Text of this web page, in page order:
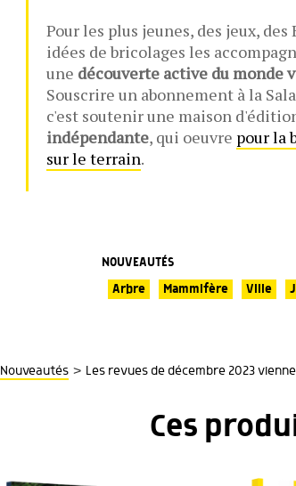
Pour les plus jeunes, des jeux, des
idées de bricolages les
une découverte active du monde
Souscrire un abonnement à la
c'est soutenir une maison
indépendante, qui oeuvre pour la
sur le terrain.
NOUVEAUTÉS
Arbre Mammifère Ville
Nouveautés > Les revues de décembre 2023
Ces